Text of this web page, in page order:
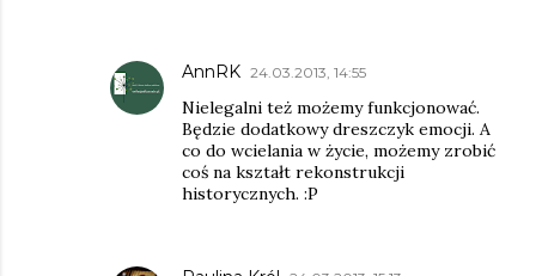
AnnRK 24.03.2013, 14:55
Nielegalni też możemy funkcjonować.
Będzie dodatkowy dreszczyk emocji. A
co do wcielania w życie, możemy zrobić
coś na kształt rekonstrukcji
historycznych. :P